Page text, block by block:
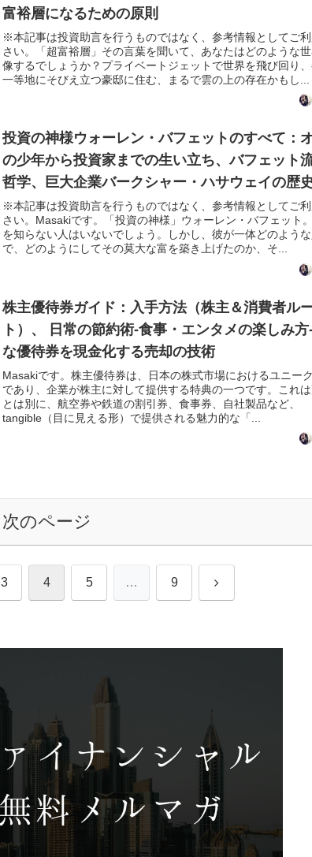
富裕層になるための原則
※本記事は投資助言を行うものではなく、参考情報としてご
さい。「超富裕層」その言葉を聞いて、あなたはどのような
像するでしょうか？プライベートジェットで世界を飛び回り
一等地にそびえ立つ豪邸に住む、まるで雲の上の存在かもし...
投資の神様ウォーレン・バフェットのすべて：
の少年から投資家までの生い立ち、バフェット
哲学、巨大企業バークシャー・ハサウェイの歴
代を超える名言集、慈善活動家としての一面、
ット研究のおすすめ書籍etc
※本記事は投資助言を行うものではなく、参考情報としてご
さい。Masakiです。「投資の神様」ウォーレン・バフェット
を知らない人はいないでしょう。しかし、彼が一体どのよう
で、どのようにしてその莫大な富を築き上げたのか、そ...
株主優待券ガイド：入手方法（株主＆消費者ル
ト）、 日常の節約術-食事・エンタメの楽しみ
な優待券を現金化する売却の技術
Masakiです。株主優待券は、日本の株式市場におけるユニー
であり、企業が株主に対して提供する特典の一つです。これ
とは別に、航空券や鉄道の割引券、食事券、自社製品など、
tangible（目に見える形）で提供される魅力的な「...
次のページ
3 4 5 … 9 次